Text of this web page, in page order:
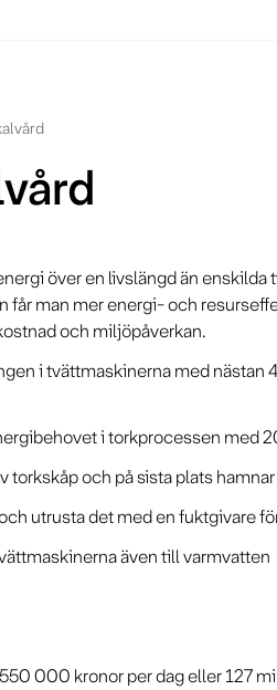
över en livslängd än enskilda
man mer energi- och
och miljöpåverkan.
i tvättmaskinerna med nästan
i torkprocessen med
och på sista plats
utrusta det med en fuktgivare
även till varmvatten
000 kronor per dag eller 127